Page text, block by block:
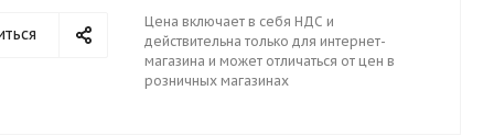
Цена включает в себя НДС и
действительна только для интернет-
магазина и может отличаться от цен в
розничных магазинах